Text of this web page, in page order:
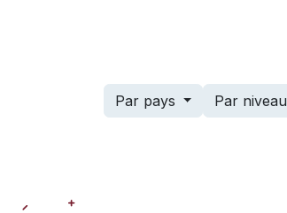
Par pays Par niveau